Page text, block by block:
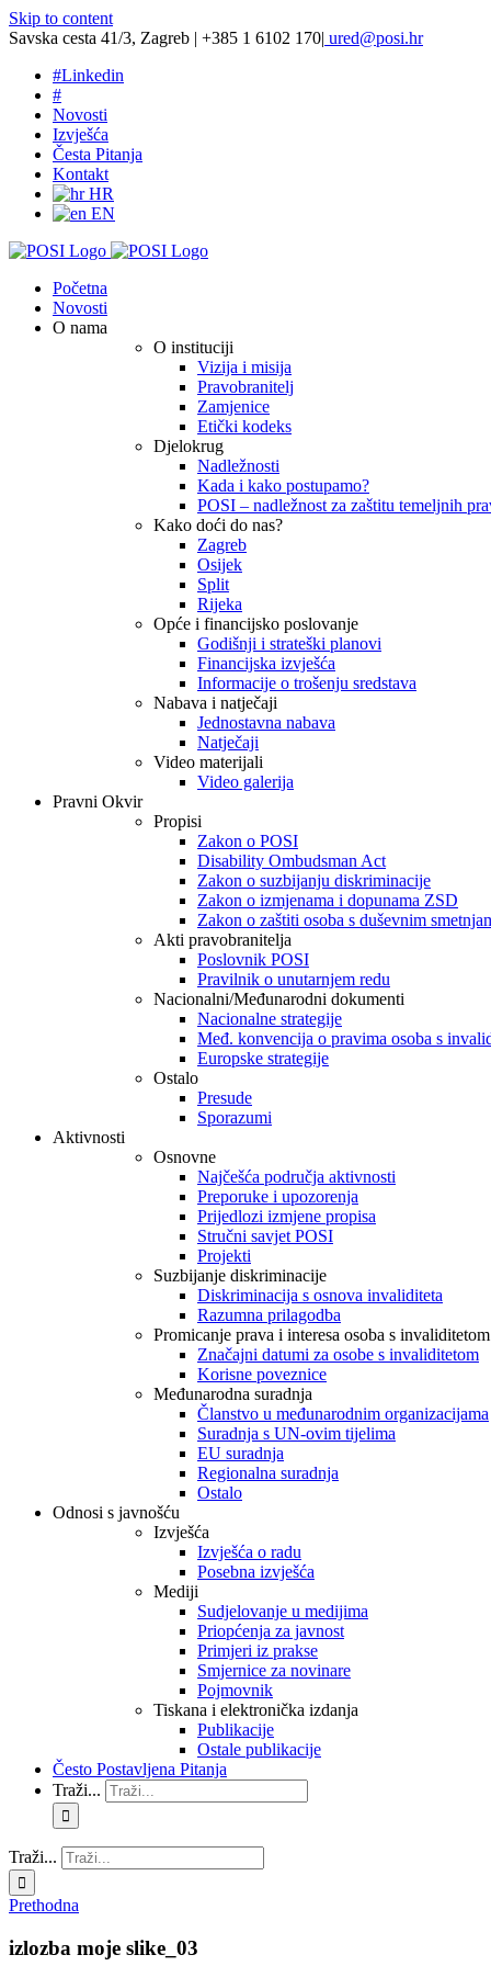
Skip to content
Savska cesta 41/3, Zagreb | +385 1 6102 170| ured@posi.hr
#Linkedin
#
Novosti
Izvješća
Česta Pitanja
Kontakt
HR
EN
Početna
Novosti
O nama
O instituciji
Vizija i misija
Pravobranitelj
Zamjenice
Etički kodeks
Djelokrug
Nadležnosti
Kada i kako postupamo?
POSI – nadležnost za zaštitu temeljnih
Kako doći do nas?
Zagreb
Osijek
Split
Rijeka
Opće i financijsko poslovanje
Godišnji i strateški planovi
Financijska izvješća
Informacije o trošenju sredstava
Nabava i natječaji
Jednostavna nabava
Natječaji
Video materijali
Video galerija
Pravni Okvir
Propisi
Zakon o POSI
Disability Ombudsman Act
Zakon o suzbijanju diskriminacije
Zakon o izmjenama i dopunama ZSD
Zakon o zaštiti osoba s duševnim
Akti pravobranitelja
Poslovnik POSI
Pravilnik o unutarnjem redu
Nacionalni/Međunarodni dokumenti
Nacionalne strategije
Međ. konvencija o pravima osoba s
Europske strategije
Ostalo
Presude
Sporazumi
Aktivnosti
Osnovne
Najčešća područja aktivnosti
Preporuke i upozorenja
Prijedlozi izmjene propisa
Stručni savjet POSI
Projekti
Suzbijanje diskriminacije
Diskriminacija s osnova invaliditeta
Razumna prilagodba
Promicanje prava i interesa osoba s invaliditetom
Značajni datumi za osobe s invaliditetom
Korisne poveznice
Međunarodna suradnja
Članstvo u međunarodnim organizacijama
Suradnja s UN-ovim tijelima
EU suradnja
Regionalna suradnja
Ostalo
Odnosi s javnošću
Izvješća
Izvješća o radu
Posebna izvješća
Mediji
Sudjelovanje u medijima
Priopćenja za javnost
Primjeri iz prakse
Smjernice za novinare
Pojmovnik
Tiskana i elektronička izdanja
Publikacije
Ostale publikacije
Često Postavljena Pitanja
Traži...
Traži...
Prethodna
izlozba moje slike_03